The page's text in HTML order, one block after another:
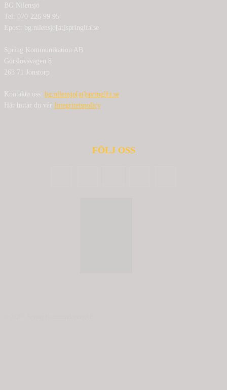
BG Nilensjö
Tel: 070-226 99 95
Epost: bg.nilensjo[at]springlfa.se
Spring Kommunikation AB
Görslövsvägen 8
263 71 Jonstorp
Kontakta oss: bg.nilensjo[at]springlfa.se
Här hittar du vår Integritetspolicy
FÖLJ OSS